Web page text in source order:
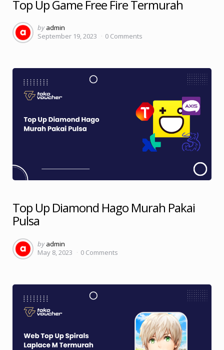
Top Up Game Free Fire Termurah
Posted
by
by admin
September 19, 2023
0 Comments
Top Up Diamond Hago Murah Pakai
Pulsa
Posted
by
by admin
May 8, 2023
0 Comments